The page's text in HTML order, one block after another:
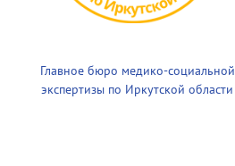
Главное бюро медико-социальной
экспертизы по Иркутской области